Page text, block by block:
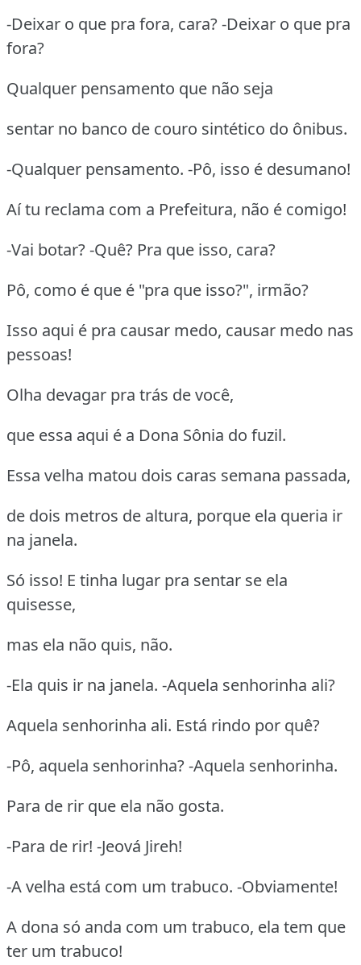
-Deixar o que pra fora, cara? -Deixar o que pra
fora?
Qualquer pensamento que não seja
sentar no banco de couro sintético do ônibus.
-Qualquer pensamento. -Pô, isso é desumano!
Aí tu reclama com a Prefeitura, não é comigo!
-Vai botar? -Quê? Pra que isso, cara?
Pô, como é que é "pra que isso?", irmão?
Isso aqui é pra causar medo, causar medo nas
pessoas!
Olha devagar pra trás de você,
que essa aqui é a Dona Sônia do fuzil.
Essa velha matou dois caras semana passada,
de dois metros de altura, porque ela queria ir
na janela.
Só isso! E tinha lugar pra sentar se ela
quisesse,
mas ela não quis, não.
-Ela quis ir na janela. -Aquela senhorinha ali?
Aquela senhorinha ali. Está rindo por quê?
-Pô, aquela senhorinha? -Aquela senhorinha.
Para de rir que ela não gosta.
-Para de rir! -Jeová Jireh!
-A velha está com um trabuco. -Obviamente!
A dona só anda com um trabuco, ela tem que
ter um trabuco!